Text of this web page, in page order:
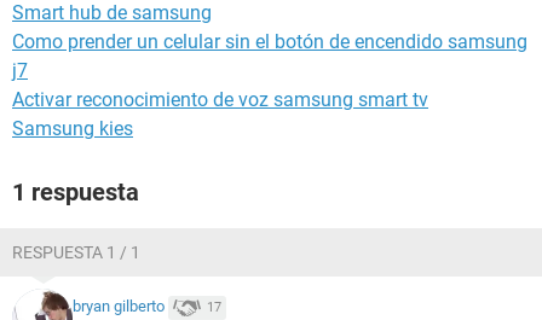
Smart hub de samsung
Como prender un celular sin el botón de encendido samsung
j7
Activar reconocimiento de voz samsung smart tv
Samsung kies
1 respuesta
RESPUESTA 1 / 1
bryan gilberto 17